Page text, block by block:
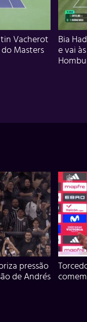
Vacherot
Masters
Bia
e vai
pressão
de Andrés